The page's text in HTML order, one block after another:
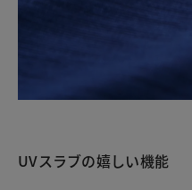
UVスラブの嬉しい機能